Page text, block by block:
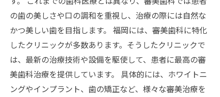
の歯の美しさや口の調和を重視し、治療の際には自然な
かつ美しい歯を目指します。 福岡には、審美歯科に特化
したクリニックが多数あります。そうしたクリニックで
は、最新の治療技術や設備を駆使して、患者に最高の審
美歯科治療を提供しています。 具体的には、ホワイトニ
ングやインプラント、歯の矯正など、様々な審美治療を